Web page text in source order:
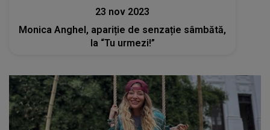
23 nov 2023
Monica Anghel, apariție de senzație sâmbătă,
la “Tu urmezi!”